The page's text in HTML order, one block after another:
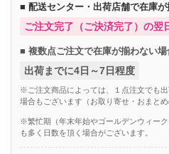
■ 配送センター・出荷店舗で在庫
ご注文完了（ご決済完了）の翌
■ 複数点ご注文で在庫が揃わない場
出荷までに4日～7日程度
※ご注文商品によっては、１点注文でも
場合もございます（お取り寄せ・おまとめ
※繁忙期（年末年始やゴールデンウィー
も多く日数を頂く場合がございます。